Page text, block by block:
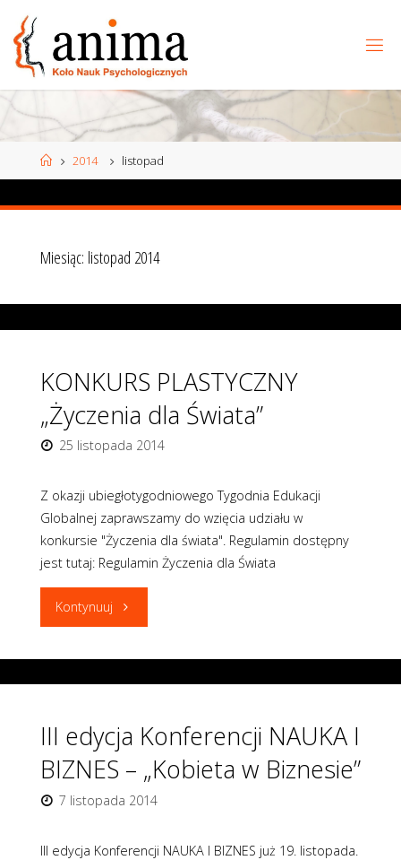
do
treści
Strona
główna
2014 listopad
Miesiąc: listopad 2014
KONKURS PLASTYCZNY
„Życzenia dla Świata”
25 listopada 2014
Z okazji ubiegłotygodniowego Tygodnia Edukacji
Globalnej zaprawszamy do wzięcia udziału w
konkursie "Życzenia dla świata". Regulamin dostępny
jest tutaj: Regulamin Życzenia dla Świata
Kontynuuj "KONKURS
„Życzenia
Świata”"
III edycja Konferencji NAUKA I
BIZNES – „Kobieta w Biznesie”
7 listopada 2014
III edycja Konferencji NAUKA I BIZNES już 19. listopada.